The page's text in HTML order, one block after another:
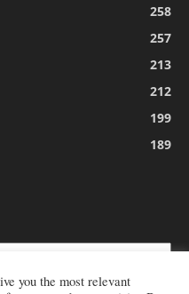
258
257
213
212
199
189
you the most relevant